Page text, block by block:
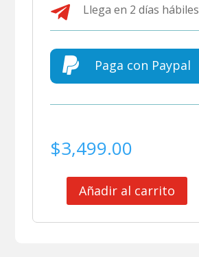
 Llega en 2 días hábiles
 Paga con Paypal
$3,499.00
BANDERINAñadir al carrito